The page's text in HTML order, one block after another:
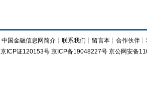
中国金融信息网简介 ┊联系我们 ┊ 留言本 ┊合作伙伴 ┊
京ICP证120153号 京ICP备19048227号 京公网安备